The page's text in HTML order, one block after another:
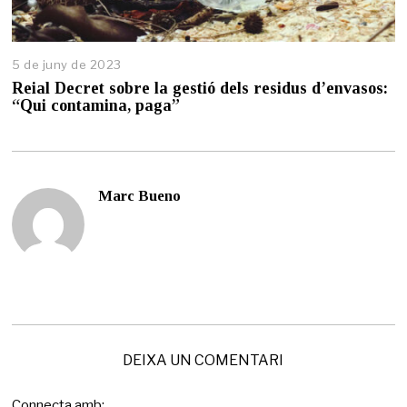
5 de juny de 2023
d
e
j
e
Reial Decret sobre la gestió dels residus d’envasos:
“Qui contamina, paga”
Marc Bueno
DEIXA UN COMENTARI